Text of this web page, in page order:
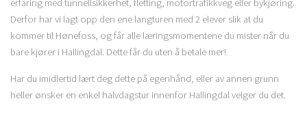
erfaring med tunnellsikkerhet, fletting, motortrafikkveg eller bykjøring.
Derfor har vi lagt opp den ene langturen med 2 elever slik at du
kommer til Hønefoss, og får alle læringsmomentene du mister når du
bare kjører i Hallingdal. Dette får du uten å betale mer!
Har du imidlertid lært deg dette på egenhånd, eller av annen grunn
heller ønsker en enkel halvdagstur innenfor Hallingdal velger du det.